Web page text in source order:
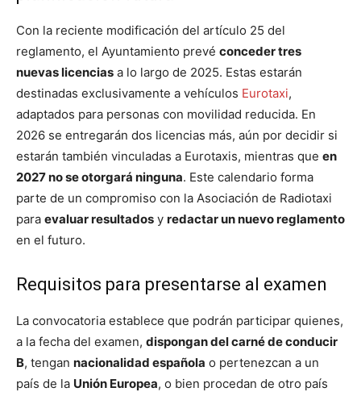
Con la reciente modificación del artículo 25 del
reglamento, el Ayuntamiento prevé conceder tres
nuevas licencias a lo largo de 2025. Estas estarán
destinadas exclusivamente a vehículos Eurotaxi,
adaptados para personas con movilidad reducida. En
2026 se entregarán dos licencias más, aún por decidir si
estarán también vinculadas a Eurotaxis, mientras que en
2027 no se otorgará ninguna. Este calendario forma
parte de un compromiso con la Asociación de Radiotaxi
para evaluar resultados y redactar un nuevo reglamento
en el futuro.
Requisitos para presentarse al examen
La convocatoria establece que podrán participar quienes,
a la fecha del examen, dispongan del carné de conducir
B, tengan nacionalidad española o pertenezcan a un
país de la Unión Europea, o bien procedan de otro país